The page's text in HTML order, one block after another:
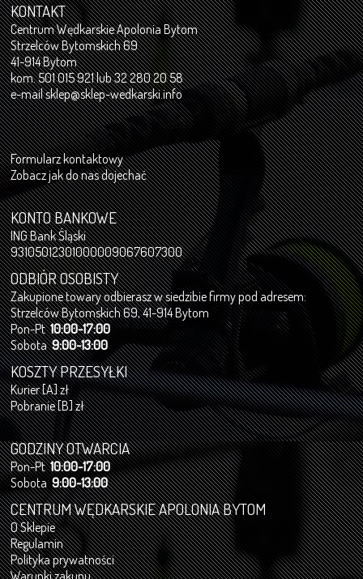
KONTAKT
Centrum Wędkarskie Apolonia Bytom
Strzelców Bytomskich 69
41-914 Bytom
kom. 501 015 921 lub 32 280 20 58
e-mailsklep@sklep-wedkarski.info
Formularz kontaktowy
Zobacz jak do nas dojechać
KONTO BANKOWE
ING Bank Śląski
93105012301000009067607300
ODBIÓR OSOBISTY
Zakupione towary odbierasz w siedzibie firmy pod adresem:
Strzelców Bytomskich 69, 41-914 Bytom
Pon-Pt10:00-17:00
Sobota9:00-13:00
KOSZTY PRZESYŁKI
Kurier [A] zł
Pobranie [B] zł
GODZINY OTWARCIA
Pon-Pt10:00-17:00
Sobota9:00-13:00
CENTRUM WĘDKARSKIE APOLONIA BYTOM
O Sklepie
Regulamin
Polityka prywatności